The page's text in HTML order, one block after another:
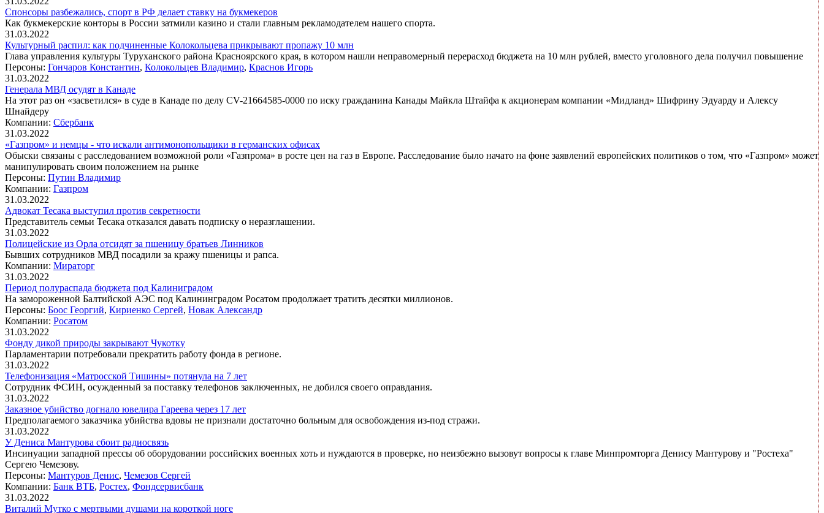
Спонсоры разбежались, спорт в РФ делает ставку на букмекеров
Как букмекерские конторы в России затмили казино и стали главным рекламодателем нашего спорта.
31.03.2022
Культурный распил: как подчиненные Колокольцева прикрывают пропажу 10 млн
Глава управления культуры Туруханского района Красноярского края, в котором нашли неправомерный перерасход бюджета на 10 млн рублей, вместо уголовного дела получил повышение
Персоны: Гончаров Константин, Колокольцев Владимир, Краснов Игорь
31.03.2022
Генерала МВД осудят в Канаде
На этот раз он «засветился» в суде в Канаде по делу CV-21664585-0000 по иску гражданина Канады Майкла Штайфа к акционерам компании «Мидланд» Шифрину Эдуарду и Алексу
Шнайдеру
Компании: Сбербанк
31.03.2022
«Газпром» и немцы - что искали антимонопольщики в германских офисах
Обыски связаны с расследованием возможной роли «Газпрома» в росте цен на газ в Европе. Расследование было начато на фоне заявлений европейских политиков о том, что «Газпром» может
манипулировать своим положением на рынке
Персоны: Путин Владимир
Компании: Газпром
31.03.2022
Адвокат Тесака выступил против секретности
Представитель семьи Тесака отказался давать подписку о неразглашении.
31.03.2022
Полицейские из Орла отсидят за пшеницу братьев Линников
Бывших сотрудников МВД посадили за кражу пшеницы и рапса.
Компании: Мираторг
31.03.2022
Период полураспада бюджета под Калиниградом
На замороженной Балтийской АЭС под Калининградом Росатом продолжает тратить десятки миллионов.
Персоны: Боос Георгий, Кириенко Сергей, Новак Александр
Компании: Росатом
31.03.2022
Фонду дикой природы закрывают Чукотку
Парламентарии потребовали прекратить работу фонда в регионе.
31.03.2022
Телефонизация «Матросской Тишины» потянула на 7 лет
Сотрудник ФСИН, осужденный за поставку телефонов заключенных, не добился своего оправдания.
31.03.2022
Заказное убийство догнало ювелира Гареева через 17 лет
Предполагаемого заказчика убийства вдовы не признали достаточно больным для освобождения из-под стражи.
31.03.2022
У Дениса Мантурова сбоит радиосвязь
Инсинуации западной прессы об оборудовании российских военных хоть и нуждаются в проверке, но неизбежно вызовут вопросы к главе Минпромторга Денису Мантурову и "Ростеха"
Сергею Чемезову.
Персоны: Мантуров Денис, Чемезов Сергей
Компании: Банк ВТБ, Ростех, Фондсервисбанк
31.03.2022
Виталий Мутко с мертвыми душами на короткой ноге